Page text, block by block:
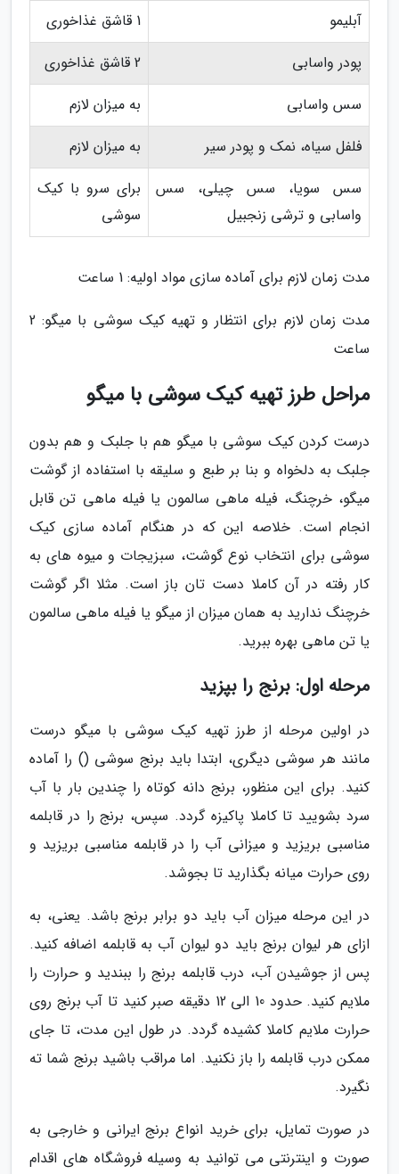
آبلیمو
1 قاشق غذاخوری
پودر واسابی
2 قاشق غذاخوری
سس واسابی
به میزان لازم
فلفل سیاه، نمک و پودر سیر
به میزان لازم
سس سویا، سس چیلی، سس
واسابی و ترشی زنجبیل
برای سرو با کیک
سوشی
مدت زمان لازم برای آماده سازی مواد اولیه: 1 ساعت
مدت زمان لازم برای انتظار و تهیه کیک سوشی با میگو: 2
ساعت
مراحل طرز تهیه کیک سوشی با میگو
درست کردن کیک سوشی با میگو هم با جلبک و هم بدون
جلبک به دلخواه و بنا بر طبع و سلیقه با استفاده از گوشت
میگو، خرچنگ، فیله ماهی سالمون یا فیله ماهی تن قابل
انجام است. خلاصه این که در هنگام آماده سازی کیک
سوشی برای انتخاب نوع گوشت، سبزیجات و میوه های به
کار رفته در آن کاملا دست تان باز است. مثلا اگر گوشت
خرچنگ ندارید به همان میزان از میگو یا فیله ماهی سالمون
یا تن ماهی بهره ببرید.
مرحله اول: برنج را بپزید
در اولین مرحله از طرز تهیه کیک سوشی با میگو درست
مانند هر سوشی دیگری، ابتدا باید برنج سوشی () را آماده
کنید. برای این منظور، برنج دانه کوتاه را چندین بار با آب
سرد بشویید تا کاملا پاکیزه گردد. سپس، برنج را در قابلمه
مناسبی بریزید و میزانی آب را در قابلمه مناسبی بریزید و
روی حرارت میانه بگذارید تا بجوشد.
در این مرحله میزان آب باید دو برابر برنج باشد. یعنی، به
ازای هر لیوان برنج باید دو لیوان آب به قابلمه اضافه کنید.
پس از جوشیدن آب، درب قابلمه برنج را ببندید و حرارت را
ملایم کنید. حدود 10 الی 12 دقیقه صبر کنید تا آب برنج روی
حرارت ملایم کاملا کشیده گردد. در طول این مدت، تا جای
ممکن درب قابلمه را باز نکنید. اما مراقب باشید برنج شما ته
نگیرد.
در صورت تمایل، برای خرید انواع برنج ایرانی و خارجی به
صورت و اینترنتی می توانید به وسیله فروشگاه های اقدام